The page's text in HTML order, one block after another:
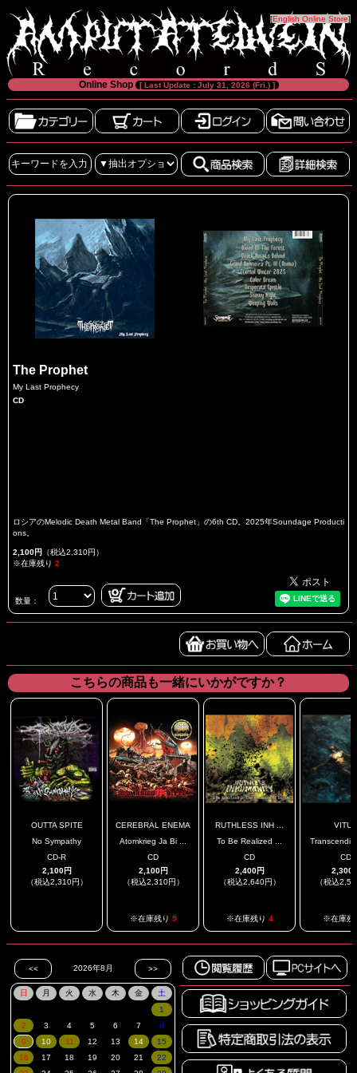
[English Online Store]
Online Shop [ Last Update : July 31, 2026 (Fri.) ]
The Prophet
My Last Prophecy
CD
ロシアのMelodic Death Metal Band「The Prophet」の6th CD。2025年Soundage Producti
ons。
2,100円 （税込2,310円）
※在庫残り 2
数量：
こちらの商品も一緒にいかがですか？
OUTTA SPITE
No Sympathy
CD-R
2,100円
（税込2,310円）
CEREBRAL ENEMA
Atomkrieg Ja Bi ...
CD
2,100円
（税込2,310円）
※在庫残り 5
RUTHLESS INH ...
To Be Realized ...
CD
2,400円
（税込2,640円）
※在庫残り 4
VITUR
CD
2,300
（税込
※在庫残